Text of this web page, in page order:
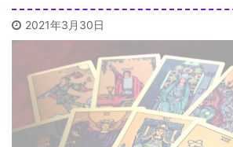
2021年3月30日